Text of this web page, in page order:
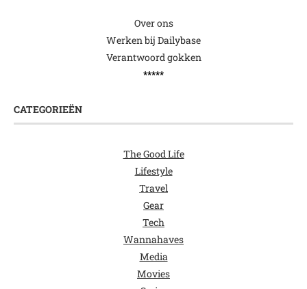
Over ons
Werken bij Dailybase
Verantwoord gokken
*****
CATEGORIEËN
The Good Life
Lifestyle
Travel
Gear
Tech
Wannahaves
Media
Movies